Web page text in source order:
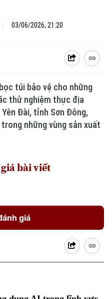
03/06/2026, 21:20
túi bảo vệ cho những
thử nghiệm thực địa
Đài, tỉnh Sơn Đông,
những vùng sản xuất
bài viết
giá